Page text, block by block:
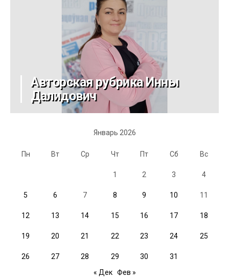
Авторская рубрика Инны
Далидович
Январь 2026
Пн Вт Ср Чт Пт Сб Вс
1 2 3 4
5 6 7 8 9 10 11
12 13 14 15 16 17 18
19 20 21 22 23 24 25
26 27 28 29 30
31
« Дек Фев »